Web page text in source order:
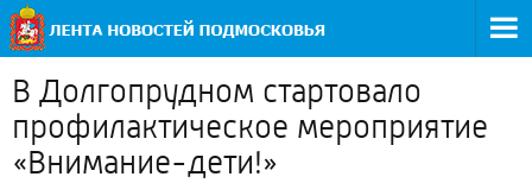
В Долгопрудном стартовало
профилактическое мероприятие
«Внимание-дети!»